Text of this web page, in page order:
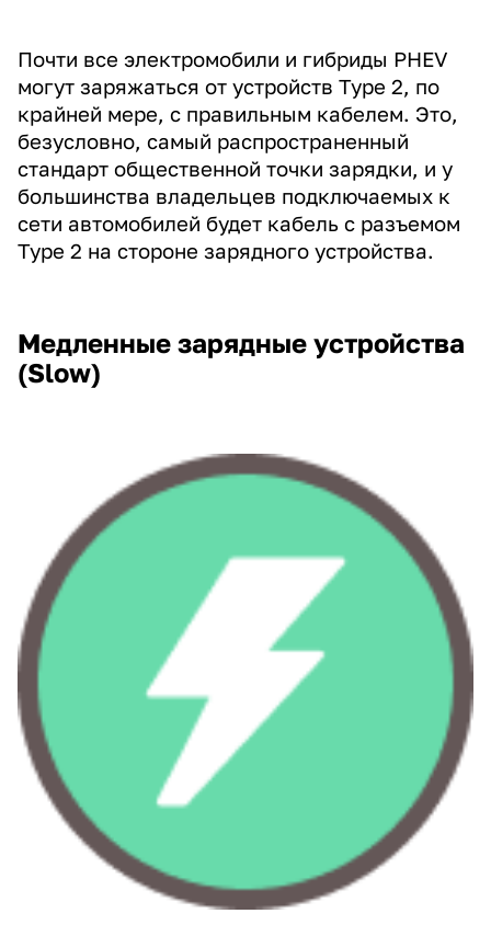
Почти все электромобили и гибриды PHEV
могут заряжаться от устройств Type 2, по
крайней мере, с правильным кабелем. Это,
безусловно, самый распространенный
стандарт общественной точки зарядки, и у
большинства владельцев подключаемых к
сети автомобилей будет кабель с разъемом
Type 2 на стороне зарядного устройства.
Медленные зарядные устройства
(Slow)